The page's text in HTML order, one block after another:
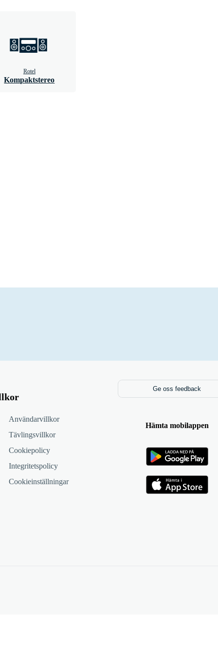
Rotel
Kompaktstereo
Användarvillkor
Tävlingsvillkor
Cookiepolicy
Integritetspolicy
Cookieinställningar
Ge oss feedback
Hämta mobilappen